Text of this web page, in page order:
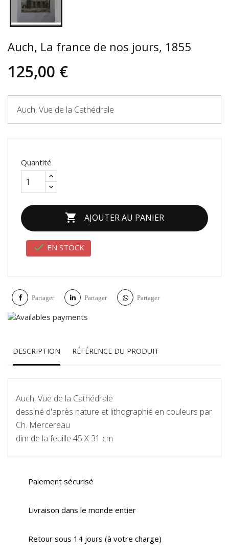
Auch, La france de nos jours, 1855
125,00 €
Auch, Vue de la Cathédrale
Quantité
 AJOUTER AU PANIER
 EN STOCK
Partager Partager Partager
DESCRIPTION RÉFÉRENCE DU PRODUIT
Auch, Vue de la Cathédrale
dessiné d'après nature et lithographié en couleurs par
Ch. Mercereau
dim de la feuille 45 X 31 cm
Paiement sécurisé
Livraison dans le monde entier
Retour sous 14 jours (à votre charge)